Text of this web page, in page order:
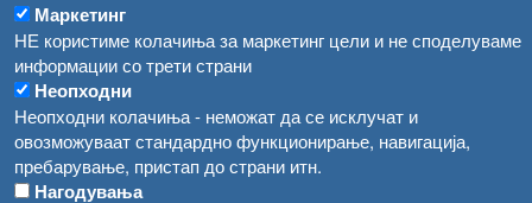
Маркетинг
НЕ користиме колачиња за маркетинг цели и не споделуваме
информации со трети страни
Неопходни
Неопходни колачиња - неможат да се исклучат и
овозможуваат стандардно функционирање, навигација,
пребарување, пристап до страни итн.
Нагодувања
Во Гостивар спроведени 70 вонредни контроли
Забраната за водата во Гостивар останува на сила, операторите да користат само технички безбедна вода
Огласи